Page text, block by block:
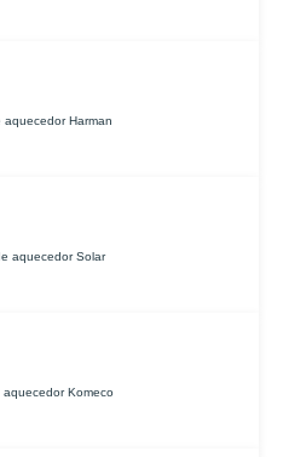
aquecedor Harman
aquecedor Solar
Komeco